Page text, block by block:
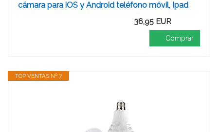
cámara para iOS y Android teléfono móvil, Ipad
36,95 EUR
Comprar
TOP VENTAS Nº 7